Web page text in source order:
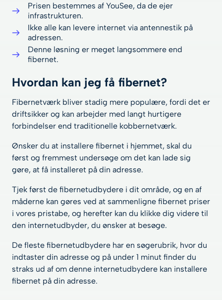
Prisen bestemmes af YouSee, da de ejer
infrastrukturen.
Ikke alle kan levere internet via antennestik på
adressen.
Denne løsning er meget langsommere end
fibernet.
Hvordan kan jeg få fibernet?
Fibernetværk bliver stadig mere populære, fordi det er
driftsikker og kan arbejder med langt hurtigere
forbindelser end traditionelle kobbernetværk.
Ønsker du at installere fibernet i hjemmet, skal du
først og fremmest undersøge om det kan lade sig
gøre, at få installeret på din adresse.
Tjek først de fibernetudbydere i dit område, og en af
måderne kan gøres ved at sammenligne fibernet priser
i vores pristabe, og herefter kan du klikke dig videre til
den internetudbyder, du ønsker at besøge.
De fleste fibernetudbydere har en søgerubrik, hvor du
indtaster din adresse og på under 1 minut finder du
straks ud af om denne internetudbydere kan installere
fibernet på din adresse.